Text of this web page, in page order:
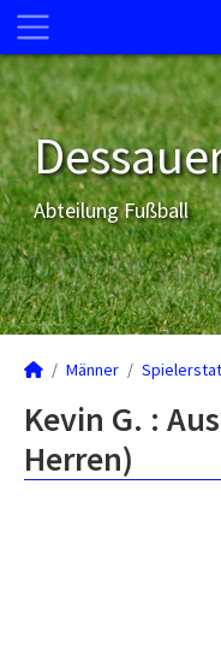
Abteilung Fußball
Männer
Kevin G. :
Herren)